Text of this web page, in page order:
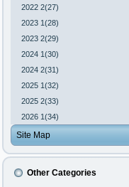
2022 2(27)
2023 1(28)
2023 2(29)
2024 1(30)
2024 2(31)
2025 1(32)
2025 2(33)
2026 1(34)
Site Map
Other Categories